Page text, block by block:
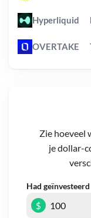
Zie hoeveel
je dollar-
Had geïnvesteerd
$
Hyperliquid
OVERTAKE